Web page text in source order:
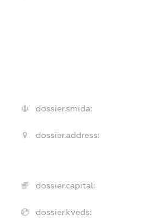
dossier.smida:
dossier.address:
dossier.capital:
dossier.kveds: